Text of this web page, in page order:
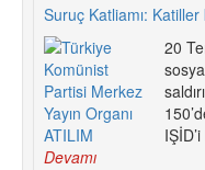
Suruç Katliamı:
20
Devamı